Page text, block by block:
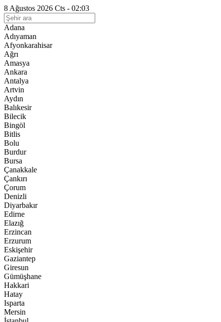
8 Ağustos 2026 Cts - 02:03
Adana
Adıyaman
Afyonkarahisar
Ağrı
Amasya
Ankara
Antalya
Artvin
Aydın
Balıkesir
Bilecik
Bingöl
Bitlis
Bolu
Burdur
Bursa
Çanakkale
Çankırı
Çorum
Denizli
Diyarbakır
Edirne
Elazığ
Erzincan
Erzurum
Eskişehir
Gaziantep
Giresun
Gümüşhane
Hakkari
Hatay
Isparta
Mersin